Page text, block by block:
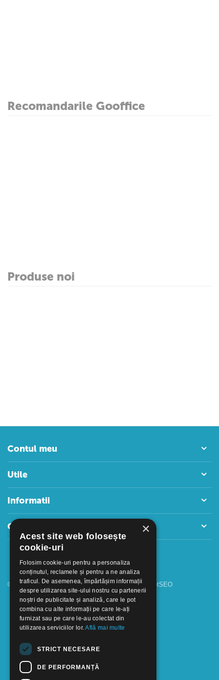
Recomandarile Gooffice
Produse noi
Contul meu
Utile
Informatii
Contact
© 2018 - 2026 GOOFFICE. Realizat si configurat netSEO
×
Acest site web folosește
cookie-uri
Folosim cookie-uri pentru a personaliza
conținutul, reclamele și pentru a ne analiza
traficul. De asemenea, împărtășim informații
despre utilizarea site-ului nostru cu partenerii
noștri de publicitate și analiză, care le pot
combina cu alte informații pe care le-ați
furnizat sau pe care le-au colectat din
utilizarea serviciilor lor.Află mai multe
STRICT NECESARE
DE PERFORMANȚĂ